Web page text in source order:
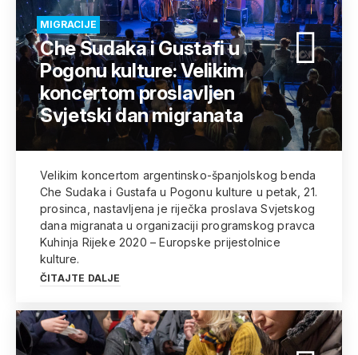
MIGRACIJE
Che Sudaka i Gustafi u
Pogonu kulture: Velikim
koncertom proslavljen
Svjetski dan migranata
Velikim koncertom argentinsko-španjolskog benda
Che Sudaka i Gustafa u Pogonu kulture u petak, 21.
prosinca, nastavljena je riječka proslava Svjetskog
dana migranata u organizaciji programskog pravca
Kuhinja Rijeke 2020 – Europske prijestolnice
kulture.
ČITAJTE DALJE